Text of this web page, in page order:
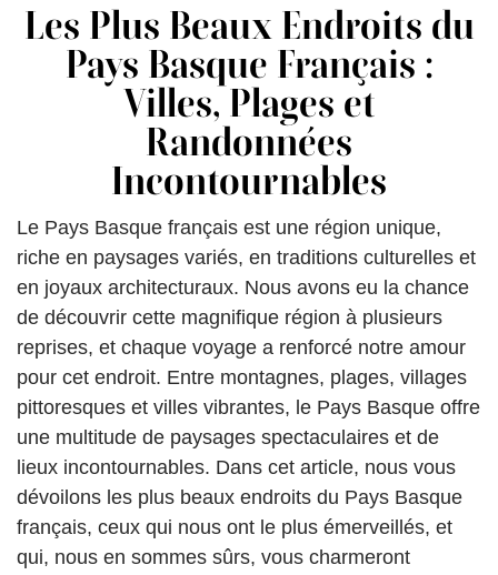
Les Plus Beaux Endroits du
Pays Basque Français :
Villes, Plages et
Randonnées
Incontournables
Le Pays Basque français est une région unique,
riche en paysages variés, en traditions culturelles et
en joyaux architecturaux. Nous avons eu la chance
de découvrir cette magnifique région à plusieurs
reprises, et chaque voyage a renforcé notre amour
pour cet endroit. Entre montagnes, plages, villages
pittoresques et villes vibrantes, le Pays Basque offre
une multitude de paysages spectaculaires et de
lieux incontournables. Dans cet article, nous vous
dévoilons les plus beaux endroits du Pays Basque
français, ceux qui nous ont le plus émerveillés, et
qui, nous en sommes sûrs, vous charmeront